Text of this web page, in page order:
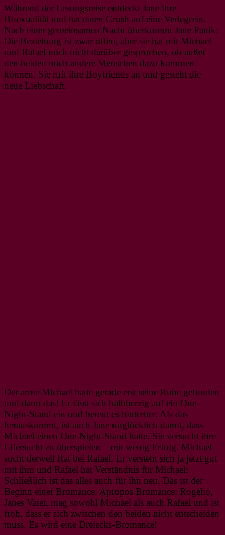
Während der Lesungsreise entdeckt Jane ihre
Bisexualität und hat einen Crush auf eine Verlegerin.
Nach einer gemeinsamen Nacht überkommt Jane Panik:
Die Beziehung ist zwar offen, aber sie hat mit Michael
und Rafael noch nicht darüber gesprochen, ob außer
den beiden noch andere Menschen dazu kommen
können. Sie ruft ihre Boyfriends an und gesteht die
neue Liebschaft.
Der arme Michael hatte gerade erst seine Ruhe gefunden
und dann das! Er lässt sich halbherzig auf ein One-
Night-Stand ein und bereut es hinterher. Als das
herauskommt, ist auch Jane unglücklich damit, dass
Michael einen One-Night-Stand hatte. Sie versucht ihre
Eifersucht zu überspielen – mit wenig Erfolg. Michael
sucht derweil Rat bei Rafael. Er versteht sich ja jetzt gut
mit ihm und Rafael hat Verständnis für Michael:
Schließlich ist das alles auch für ihn neu. Das ist der
Beginn einer Bromance. Apropos Bromance: Rogelio,
Janes Vater, mag sowohl Michael als auch Rafael und ist
froh, dass er sich zwischen den beiden nicht entscheiden
muss. Es wird eine Dreiecks-Bromance!